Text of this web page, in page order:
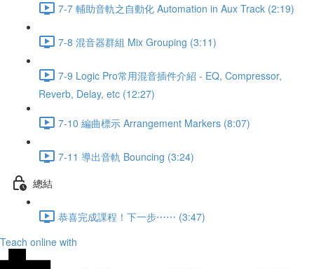
7-7 輔助音軌之自動化 Automation in Aux Track (2:19)
7-8 混音器群組 Mix Grouping (3:11)
7-9 Logic Pro常用混音插件介紹 - EQ, Compressor,
Reverb, Delay, etc (12:27)
7-10 編曲標示 Arrangement Markers (8:07)
7-11 導出音軌 Bouncing (3:24)
總結
恭喜完成課程！下一步⋯⋯ (3:47)
Teach online with